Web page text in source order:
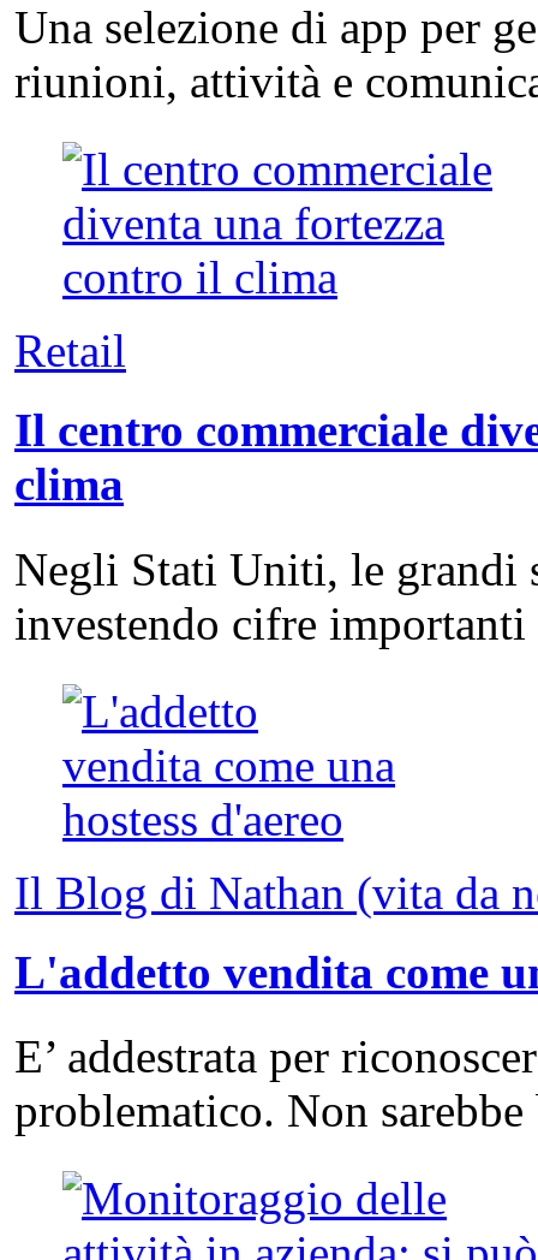
Una selezione di app per
riunioni, attività e
Retail
Il centro commerciale
clima
Negli Stati Uniti, le grandi
investendo cifre
Il Blog di Nathan (vita da
L'addetto vendita come
E’ addestrata per
problematico. Non